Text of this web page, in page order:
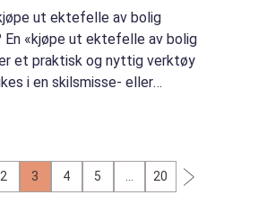
ut ektefelle av bolig
En «kjøpe ut ektefelle av bolig
et praktisk og nyttig verktøy
i en skilsmisse- eller
2 3 4 5 20